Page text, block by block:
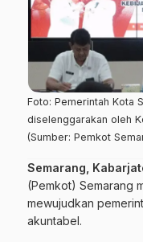
Foto: Pemerintah Kota
diselenggarakan oleh
(Sumber: Pemkot
Semarang,
(Pemkot) Semarang
mewujudkan
akuntabel.